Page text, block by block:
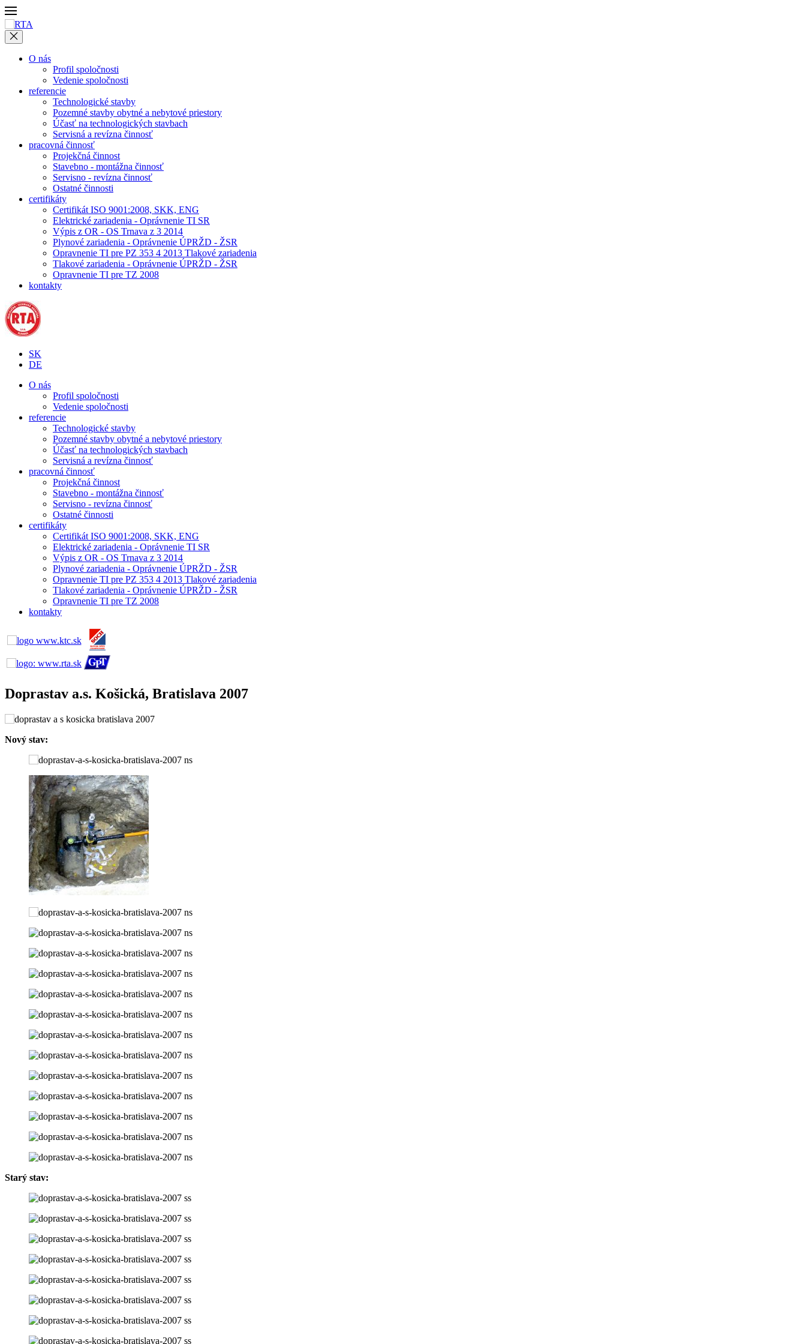
O nás
Profil spoločnosti
Vedenie spoločnosti
referencie
Technologické stavby
Pozemné stavby obytné a nebytové priestory
Účasť na technologických stavbach
Servisná a revízna činnosť
pracovná činnosť
Projekčná činnost
Stavebno - montážna činnosť
Servisno - revízna činnosť
Ostatné činnosti
certifikáty
Certifikát ISO 9001:2008, SKK, ENG
Elektrické zariadenia - Oprávnenie TI SR
Výpis z OR - OS Trnava z 3 2014
Plynové zariadenia - Oprávnenie ÚPRŽD - ŽSR
Opravnenie TI pre PZ 353 4 2013 Tlakové zariadenia
Tlakové zariadenia - Oprávnenie ÚPRŽD - ŽSR
Opravnenie TI pre TZ 2008
kontakty
SK
DE
O nás
Profil spoločnosti
Vedenie spoločnosti
referencie
Technologické stavby
Pozemné stavby obytné a nebytové priestory
Účasť na technologických stavbach
Servisná a revízna činnosť
pracovná činnosť
Projekčná činnost
Stavebno - montážna činnosť
Servisno - revízna činnosť
Ostatné činnosti
certifikáty
Certifikát ISO 9001:2008, SKK, ENG
Elektrické zariadenia - Oprávnenie TI SR
Výpis z OR - OS Trnava z 3 2014
Plynové zariadenia - Oprávnenie ÚPRŽD - ŽSR
Opravnenie TI pre PZ 353 4 2013 Tlakové zariadenia
Tlakové zariadenia - Oprávnenie ÚPRŽD - ŽSR
Opravnenie TI pre TZ 2008
kontakty
Doprastav a.s. Košická, Bratislava 2007
Nový stav:
Starý stav: